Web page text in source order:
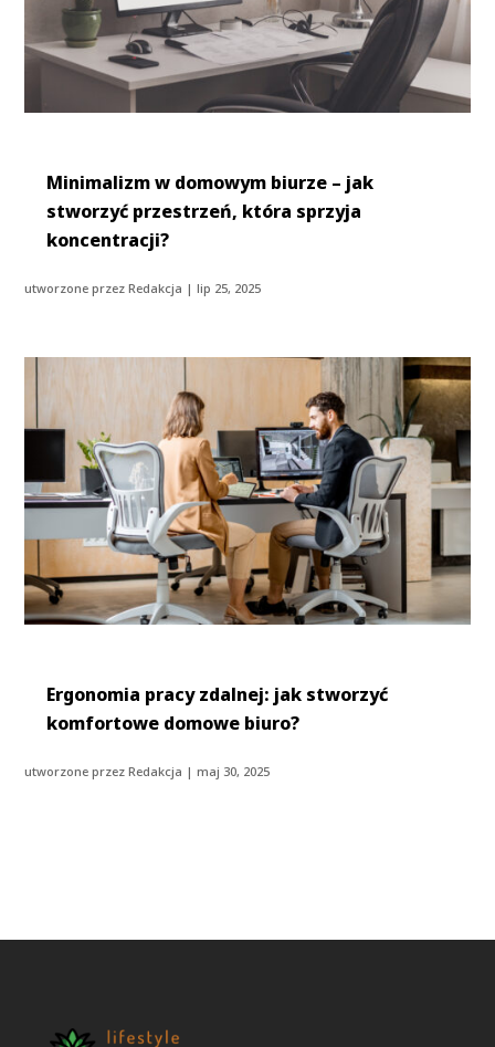
Minimalizm w domowym biurze – jak
stworzyć przestrzeń, która sprzyja
koncentracji?
utworzone przezRedakcja |lip 25, 2025
Ergonomia pracy zdalnej: jak stworzyć
komfortowe domowe biuro?
utworzone przezRedakcja |maj 30, 2025